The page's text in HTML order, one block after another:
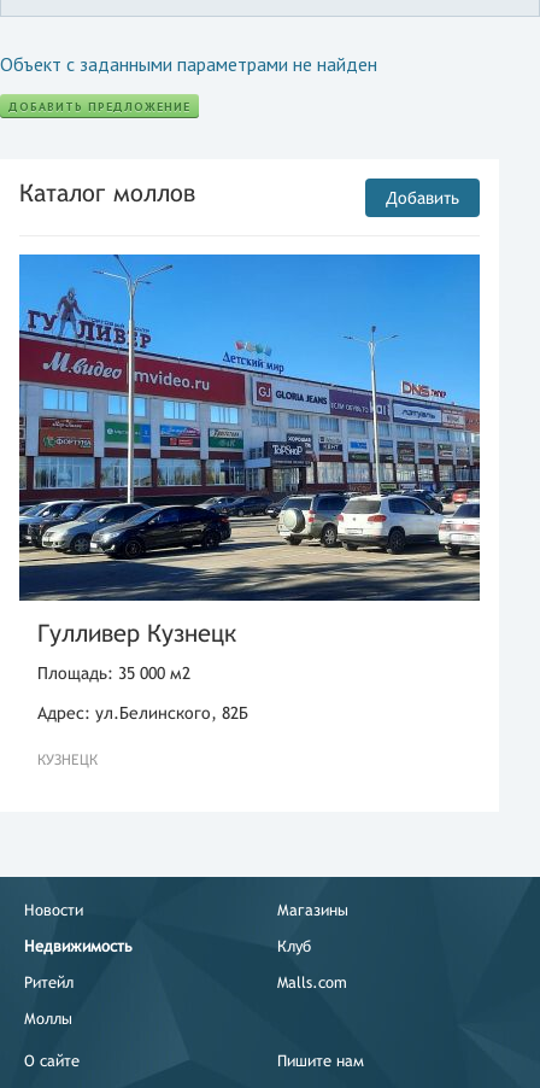
Объект с заданными параметрами не найден
ДОБАВИТЬ ПРЕДЛОЖЕНИЕ
Каталог моллов Добавить
Гулливер Кузнецк
Площадь: 35 000 м2
Адрес: ул.Белинского, 82Б
КУЗНЕЦК
Новости
Недвижимость
Ритейл
Моллы
Магазины
Клуб
Malls.com
О сайте Пишите нам